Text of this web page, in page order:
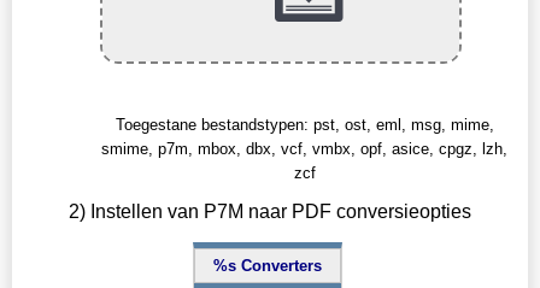
Toegestane bestandstypen: pst, ost, eml, msg, mime,
smime, p7m, mbox, dbx, vcf, vmbx, opf, asice, cpgz, lzh,
zcf
2) Instellen van P7M naar PDF conversieopties
%s Converters